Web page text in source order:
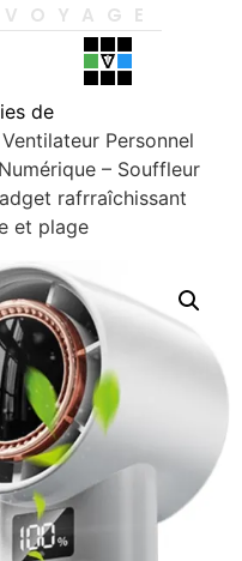
de
Personnel
– Souffleur
rafrraîchissant
et plage